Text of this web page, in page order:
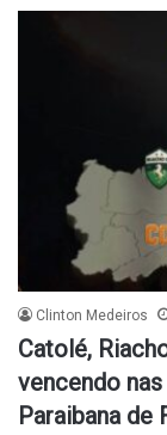
Clinton Medeiros
Catolé,
vencendo
Paraibana de